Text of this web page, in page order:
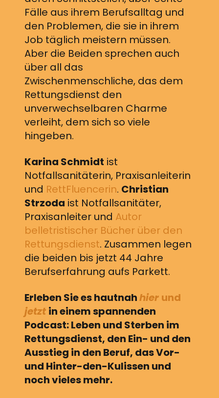
Fälle aus ihrem Berufsalltag und
den Problemen, die sie in ihrem
Job täglich meistern müssen.
Aber die Beiden sprechen auch
über all das
Zwischenmenschliche, das dem
Rettungsdienst den
unverwechselbaren Charme
verleiht, dem sich so viele
hingeben.
Karina Schmidt ist
Notfallsanitäterin, Praxisanleiterin
und RettFluencerin. Christian
Strzoda ist Notfallsanitäter,
Praxisanleiter und Autor
belletristischer Bücher über den
Rettungsdienst. Zusammen legen
die beiden bis jetzt 44 Jahre
Berufserfahrung aufs Parkett.
Erleben Sie es hautnahhier und
jetzt in einem spannenden
Podcast: Leben und Sterben im
Rettungsdienst, den Ein- und den
Ausstieg in den Beruf, das Vor-
und Hinter-den-Kulissen und
noch vieles mehr.